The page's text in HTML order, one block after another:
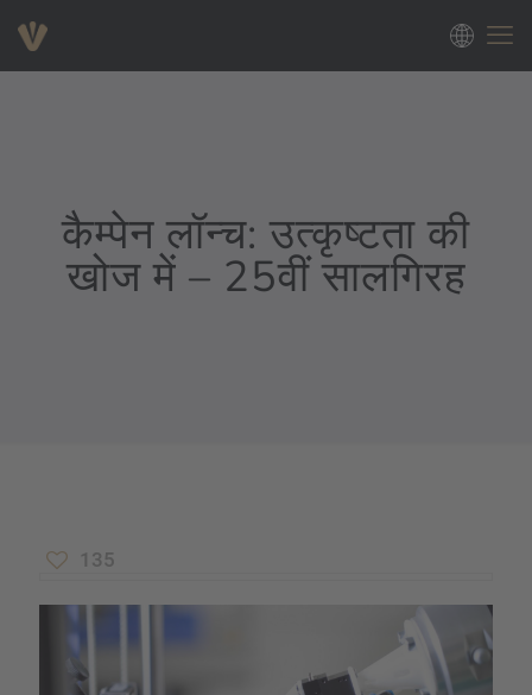
कैम्पेन लॉन्च: उत्कृष्टता की
खोज में – 25वीं सालगिरह
135